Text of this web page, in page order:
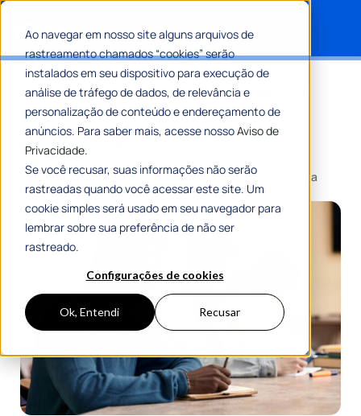
Ao navegar em nosso site alguns arquivos de
rastreamento chamados “cookies” serão
instalados em seu dispositivo para execução de
análise de tráfego de dados, de relevância e
personalização de conteúdo e endereçamento de
anúncios. Para saber mais, acesse nossoAviso de
Privacidade.
Se você recusar, suas informações não serão
rastreadas quando você acessar este site. Um
cookie simples será usado em seu navegador para
lembrar sobre sua preferência de não ser
rastreado.
Configurações de cookies
Ok, Entendi Recusar
Educação política: entenda por
que a gestão pública deve
promovê-la
Por Giulia Venutti 13 Junho 2024 7 Min De Leitura